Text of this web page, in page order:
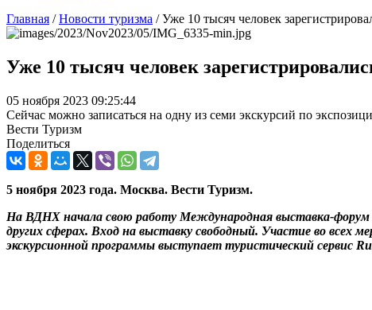
Главная /Новости туризма /Уже 10 тысяч человек
Уже 10 тысяч человек
05 ноября 2023 09:25:44
Сейчас можно записаться на одну из семи экскурсий по
Вести Туризм
Поделиться
5 ноября 2023 года. Москва. Вести Туризм.
На ВДНХ начала свою работу Международная выставка-
других сферах. Вход на выставку свободный. Участие во всех
экскурсионной программы выступает туристический сервис